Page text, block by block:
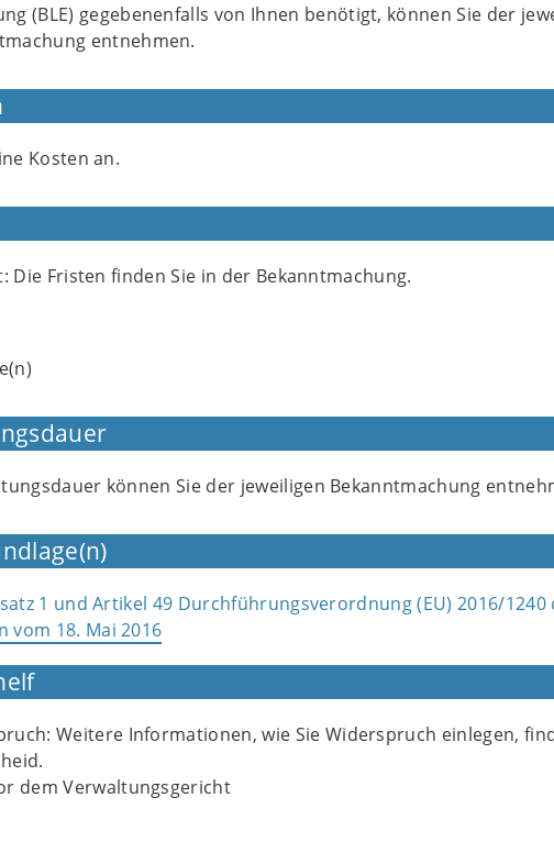
(BLE) gegebenenfalls von Ihnen benötigt, können Sie der
entnehmen.
Kosten an.
Die Fristen finden Sie in der Bekanntmachung.
können Sie der jeweiligen Bekanntmachung
1 und Artikel 49 Durchführungsverordnung (EU) 2016/1240
vom 18. Mai 2016
Weitere Informationen, wie Sie Widerspruch einlegen,
dem Verwaltungsgericht